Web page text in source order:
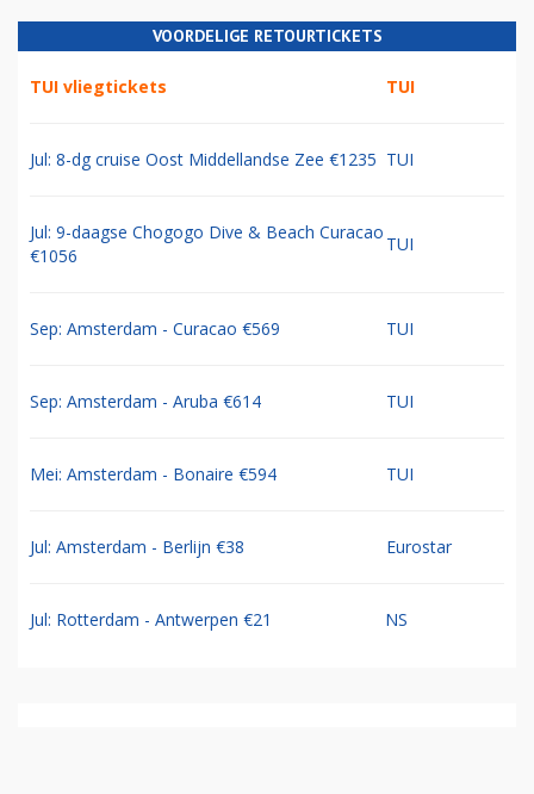
VOORDELIGE RETOURTICKETS
TUI vliegtickets TUI
Jul: 8-dg cruise Oost Middellandse Zee €1235 TUI
Jul: 9-daagse Chogogo Dive & Beach Curacao
€1056
TUI
Sep: Amsterdam - Curacao €569 TUI
Sep: Amsterdam - Aruba €614 TUI
Mei: Amsterdam - Bonaire €594 TUI
Jul: Amsterdam - Berlijn €38 Eurostar
Jul: Rotterdam - Antwerpen €21 NS